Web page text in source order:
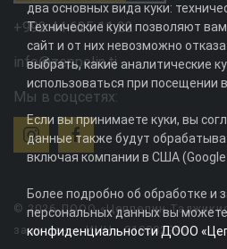
+992 44 625 11 22
info@zeppelin.tj
Мы в соцсетях:
© 2026 ДООО «Цеппелин
защищены. ИНН - 010082996
два основных вида куки:
Технические куки позволяют
сайт и от них невозможно
выбрать, какие аналитические
использоваться при посещении
Если вы принимаете куки, вы
данные также будут
включая компании в США (Google
Более подробно об обработке и
персональных данных вы
конфиденциальности ДООО